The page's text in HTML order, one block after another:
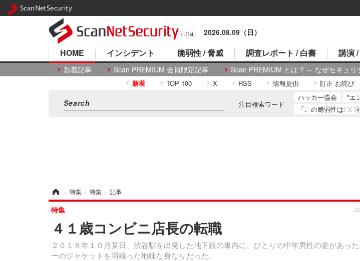
2026.08.09（日）
HOME
新着記事 Scan PREMIUM 会員限定記事 Scan PREMIUM とは ? ～ なぜセキュ
インシデント 脆弱性 / 脅威 調査レポート / 白書 講演
新着 TOP 100 X RSS 情報提供 訂正 お詫び
注目検索ワード
ハッカー協会 "エ
「この脆弱性は〇
› 特集 › 特集 › 記事
４１歳コンビニ店長の転職
２０１８年１０月某日、渋谷駅を出発した地下鉄の車内に、ひとりの中年男性の姿があっ
ーのジャケットを羽織った地味な身なりだった。
特集
ScanNetSecurity